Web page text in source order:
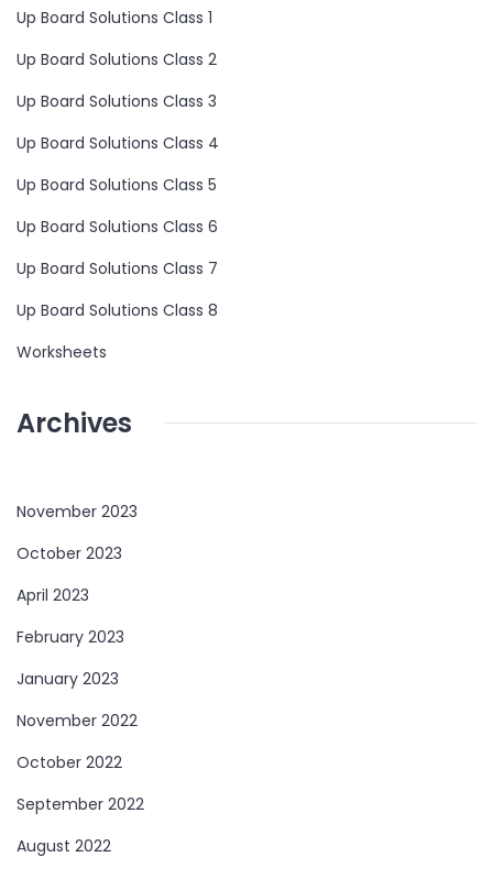
Up Board Solutions Class 1
Up Board Solutions Class 2
Up Board Solutions Class 3
Up Board Solutions Class 4
Up Board Solutions Class 5
Up Board Solutions Class 6
Up Board Solutions Class 7
Up Board Solutions Class 8
Worksheets
Archives
November 2023
October 2023
April 2023
February 2023
January 2023
November 2022
October 2022
September 2022
August 2022